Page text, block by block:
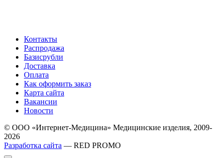
Контакты
Распродажа
Базисрубли
Доставка
Оплата
Как оформить заказ
Карта сайта
Вакансии
Новости
© ООО «Интернет-Медицина» Медицинские изделия, 2009-
2026
Разработка сайта — RED PROMO